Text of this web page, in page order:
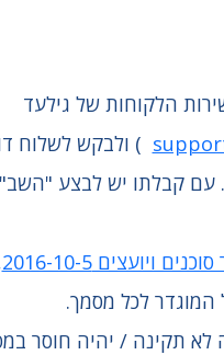
הלקוחות של גילעד
) ולבקש לשלוח
קבלתו יש לבצע "השב"
ויועצים 2016-10-5
המוגדר לכל מסמך.
תקינה / יהיה חוסר